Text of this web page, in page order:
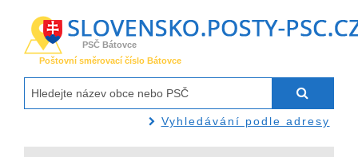
PSČ Bátovce
Poštovní směrovací číslo Bátovce
Vyhledávání podle adresy